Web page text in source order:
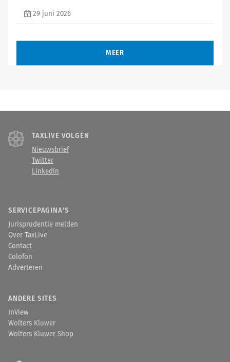
29 juni 2026
MEER
TAXLIVE VOLGEN
Nieuwsbrief
Twitter
LinkedIn
SERVICEPAGINA'S
Jurisprudentie melden
Over TaxLive
Contact
Colofon
Adverteren
ANDERE SITES
InView
Wolters Kluwer
Wolters Kluwer Shop